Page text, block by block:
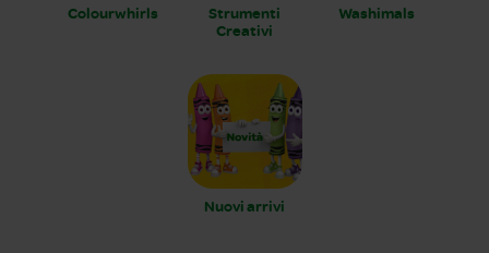
Colourwhirls
Strumenti
Creativi
Washimals
Nuovi arrivi